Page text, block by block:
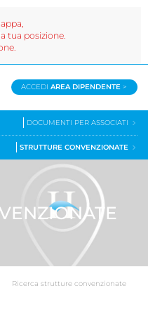
ACCEDIAREA DIPENDENTE >
DOCUMENTI PER ASSOCIATI
STRUTTURE CONVENZIONATE
Ricerca strutture convenzionate
tua posizione.